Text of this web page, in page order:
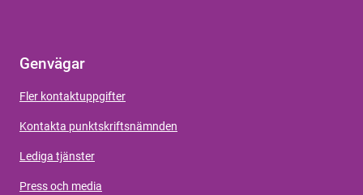
Genvägar
Fler kontaktuppgifter
Kontakta punktskriftsnämnden
Lediga tjänster
Press och media